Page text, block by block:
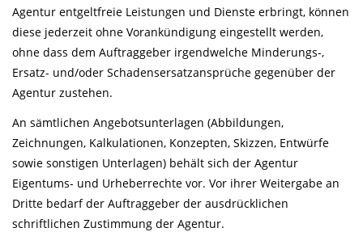
Agentur entgeltfreie Leistungen und Dienste erbringt, können
diese jederzeit ohne Vorankündigung eingestellt werden,
ohne dass dem Auftraggeber irgendwelche Minderungs-,
Ersatz- und/oder Schadensersatzansprüche gegenüber der
Agentur zustehen.
An sämtlichen Angebotsunterlagen (Abbildungen,
Zeichnungen, Kalkulationen, Konzepten, Skizzen, Entwürfe
sowie sonstigen Unterlagen) behält sich der Agentur
Eigentums- und Urheberrechte vor. Vor ihrer Weitergabe an
Dritte bedarf der Auftraggeber der ausdrücklichen
schriftlichen Zustimmung der Agentur.